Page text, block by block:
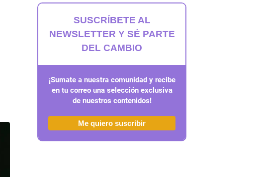
SUSCRÍBETE AL
NEWSLETTER Y SÉ PARTE
DEL CAMBIO
¡Sumate a nuestra comunidad y recibe
en tu correo una selección exclusiva
de nuestros contenidos!
Me quiero suscribir